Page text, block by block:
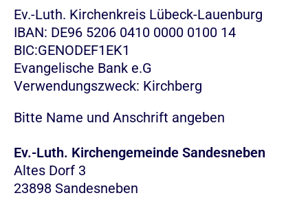
Ev.-Luth. Kirchenkreis Lübeck-Lauenburg
IBAN: DE96 5206 0410 0000 0100 14
BIC:GENODEF1EK1
Evangelische Bank e.G
Verwendungszweck: Kirchberg
Bitte Name und Anschrift angeben
Ev.-Luth. Kirchengemeinde Sandesneben
Altes Dorf 3
23898 Sandesneben